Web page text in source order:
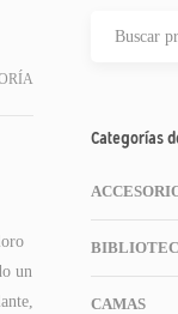
un
Categorías
CAMAS